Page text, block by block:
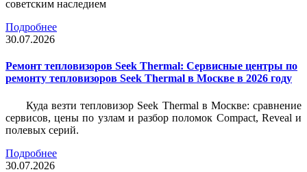
советским наследием
Подробнее
30.07.2026
Ремонт тепловизоров Seek Thermal: Сервисные центры по
ремонту тепловизоров Seek Thermal в Москве в 2026 году
Куда везти тепловизор Seek Thermal в Москве: сравнение
сервисов, цены по узлам и разбор поломок Compact, Reveal и
полевых серий.
Подробнее
30.07.2026